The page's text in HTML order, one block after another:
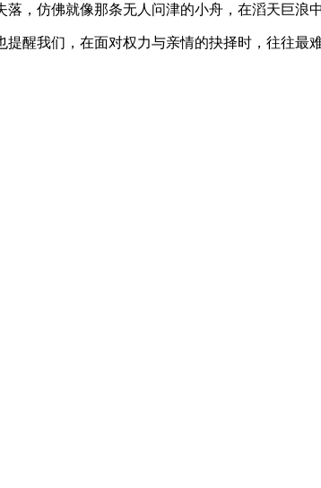
，仿佛就像那条无人问津的小舟，在滔天巨浪
我们，在面对权力与亲情的抉择时，往往最